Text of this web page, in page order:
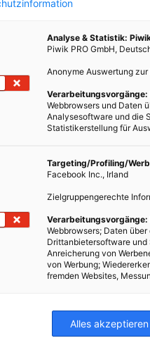
Analyse & Statistik:
Piwik PRO GmbH,
Anonyme Auswertung
Verarbeitungsvorgänge:
Webbrowsers und Daten
Analysesoftware und die
Statistikerstellung für
Targeting/Profiling/
Facebook Inc., Irland
Zielgruppengerechte
Verarbeitungsvorgänge:
Webbrowsers; Daten
Drittanbietersoftware und
Anreicherung von
von Werbung;
fremden Websites,
Alles akzeptieren